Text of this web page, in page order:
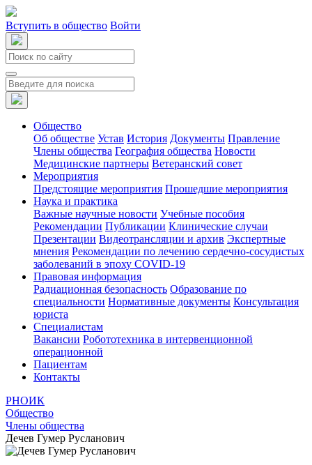
Вступить в общество Войти
Общество
Об обществе Устав История Документы Правление
Члены общества География общества Новости
Медицинские партнеры Ветеранский совет
Мероприятия
Предстоящие мероприятия Прошедшие мероприятия
Наука и практика
Важные научные новости Учебные пособия
Рекомендации Публикации Клинические случаи
Презентации Видеотрансляции и архив Экспертные
мнения Рекомендации по лечению сердечно-сосудистых
заболеваний в эпоху COVID-19
Правовая информация
Радиационная безопасность Образование по
специальности Нормативные документы Консультация
юриста
Специалистам
Вакансии Робототехника в интервенционной
операционной
Пациентам
Контакты
РНОИК
Общество
Члены общества
Дечев Гумер Русланович